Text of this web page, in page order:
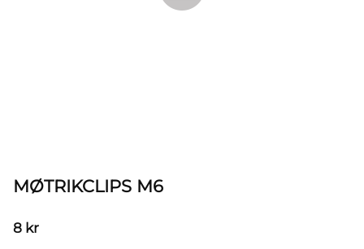
MØTRIKCLIPS M6
8 kr